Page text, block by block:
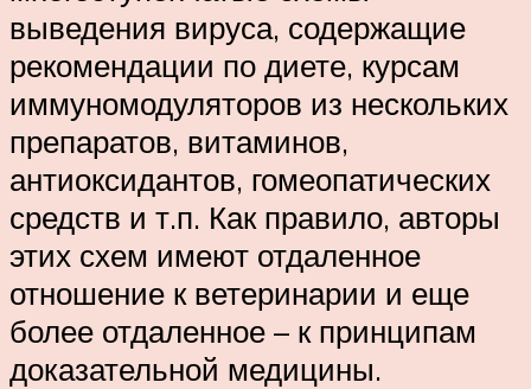
выведения вируса, содержащие
рекомендации по диете, курсам
иммуномодуляторов из нескольких
препаратов, витаминов,
антиоксидантов, гомеопатических
средств и т.п. Как правило, авторы
этих схем имеют отдаленное
отношение к ветеринарии и еще
более отдаленное – к принципам
доказательной медицины.